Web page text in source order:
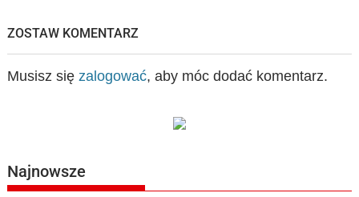
ZOSTAW KOMENTARZ
Musisz się zalogować, aby móc dodać komentarz.
Najnowsze